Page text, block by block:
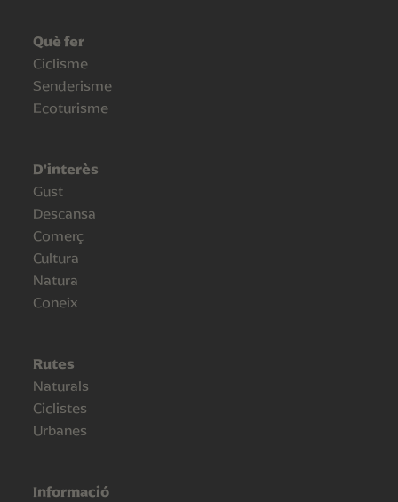
Què fer
Ciclisme
Senderisme
Ecoturisme
D'interès
Gust
Descansa
Comerç
Cultura
Natura
Coneix
Rutes
Naturals
Ciclistes
Urbanes
Informació